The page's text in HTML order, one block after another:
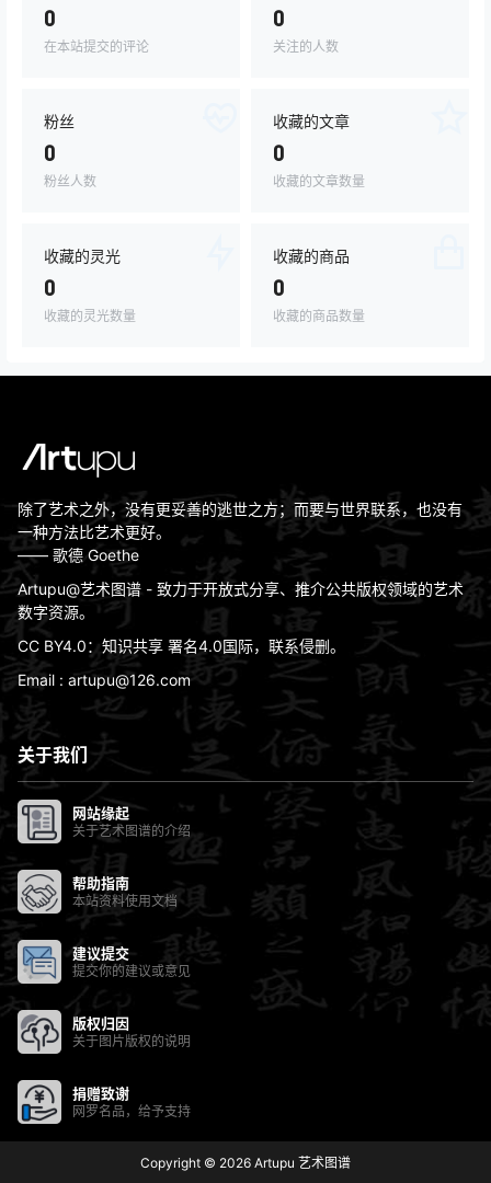
0
在本站提交的评论
0
关注的人数
粉丝
0
粉丝人数
收藏的文章
0
收藏的文章数量
收藏的灵光
0
收藏的灵光数量
收藏的商品
0
收藏的商品数量
除了艺术之外，没有更妥善的逃世之方；而要与世界联系，也没有
一种方法比艺术更好。
—— 歌德 Goethe
Artupu@艺术图谱 - 致力于开放式分享、推介公共版权领域的艺术
数字资源。
CC BY4.0：知识共享 署名4.0国际，联系侵删。
Email : artupu@126.com
关于我们
网站缘起
关于艺术图谱的介绍
帮助指南
本站资料使用文档
建议提交
提交你的建议或意见
版权归因
关于图片版权的说明
捐赠致谢
网罗名品，给予支持
Copyright © 2026 Artupu 艺术图谱